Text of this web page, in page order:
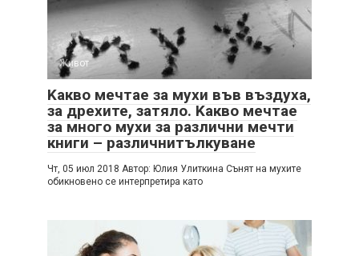
Живот
Kакво мечтае за мухи във въздуха,
за дрехите, затяло. Kакво мечтае
за много мухи за различни мечти
книги – различнитълкуване
Чт, 05 июл 2018 Автор: Юлия Улиткина Сънят на мухите
обикновено се интерпретира като